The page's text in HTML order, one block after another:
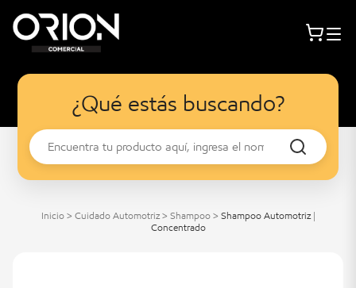
¿Qué estás buscando?
Inicio > Cuidado Automotriz > Shampoo > Shampoo Automotriz |
Concentrado